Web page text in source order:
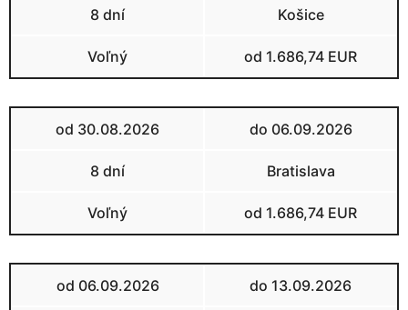
8 dní Košice
Voľný od 1.686,74 EUR
od 30.08.2026 do 06.09.2026
8 dní Bratislava
Voľný od 1.686,74 EUR
od 06.09.2026 do 13.09.2026